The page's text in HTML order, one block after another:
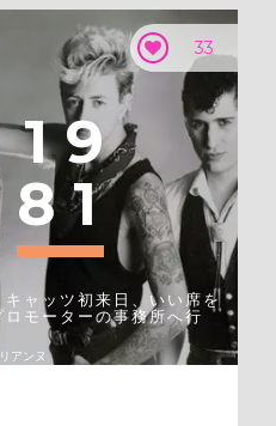
33
1 9
8 1
キャッツ初来日、いい席を
ロモーターの事務所へ行
アンヌ